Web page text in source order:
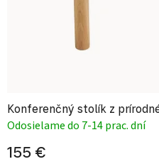
Konferenčný stolík z
Odosielame do 7-14 prac. dní
155 €